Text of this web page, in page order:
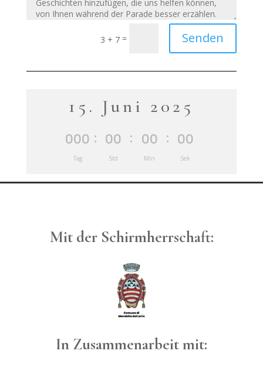
3 + 7 = Senden
15. Juni 2025
000
Tag
: 00
Std
: 00
Min
: 00
Sek
Mit der Schirmherrschaft:
In Zusammenarbeit mit: